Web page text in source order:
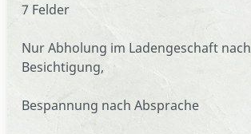
7 Felder
Nur Abholung im Ladengeschaft nach
Besichtigung,
Bespannung nach Absprache